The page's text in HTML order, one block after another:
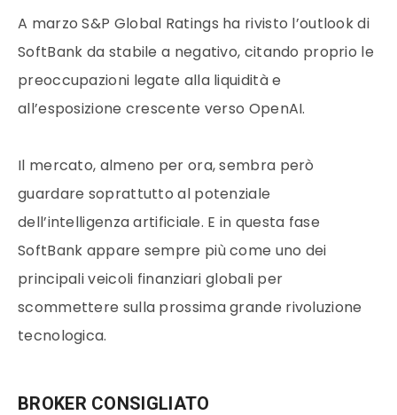
A marzo S&P Global Ratings ha rivisto l’outlook di
SoftBank da stabile a negativo, citando proprio le
preoccupazioni legate alla liquidità e
all’esposizione crescente verso OpenAI.
Il mercato, almeno per ora, sembra però
guardare soprattutto al potenziale
dell’intelligenza artificiale. E in questa fase
SoftBank appare sempre più come uno dei
principali veicoli finanziari globali per
scommettere sulla prossima grande rivoluzione
tecnologica.
BROKER CONSIGLIATO